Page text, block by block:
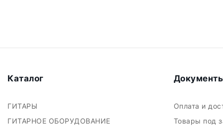
Каталог
ГИТАРЫ
ГИТАРНОЕ ОБОРУДОВАНИЕ
Оплата и
Товары под